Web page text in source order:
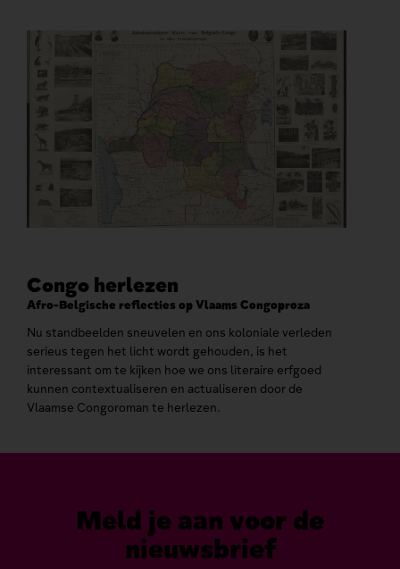
Congo herlezen
Afro-Belgische reflecties op Vlaams Congoproza
Nu standbeelden sneuvelen en ons koloniale verleden
serieus tegen het licht wordt gehouden, is het
interessant om te kijken hoe we ons literaire erfgoed
kunnen contextualiseren en actualiseren door de
Vlaamse Congoroman te herlezen.
Meld je aan voor de
nieuwsbrief